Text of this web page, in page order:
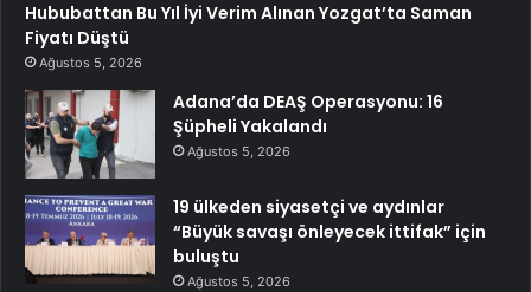
Hububattan Bu Yıl İyi Verim Alınan Yozgat’ta Saman
Fiyatı Düştü
Ağustos 5, 2026
Adana’da DEAŞ Operasyonu: 16
Şüpheli Yakalandı
Ağustos 5, 2026
19 ülkeden siyasetçi ve aydınlar
“Büyük savaşı önleyecek ittifak” için
buluştu
Ağustos 5, 2026